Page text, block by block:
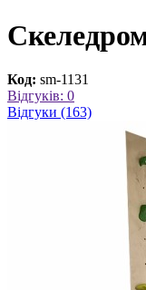
Код: sm-1131
Відгуків: 0
Відгуки (163)